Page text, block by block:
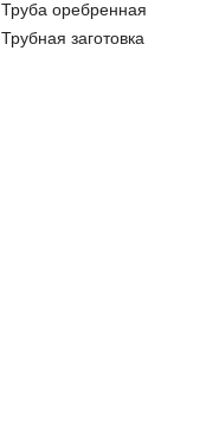
Труба оребренная
Трубная заготовка